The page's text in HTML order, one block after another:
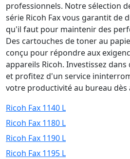
professionnels. Notre sélection
série Ricoh Fax vous garantit de
qu'il faut pour maintenir des
Des cartouches de toner au
conçu pour répondre aux
appareils Ricoh. Investissez
et profitez d'un service
votre productivité au bureau
Ricoh Fax 1140 L
Ricoh Fax 1180 L
Ricoh Fax 1190 L
Ricoh Fax 1195 L